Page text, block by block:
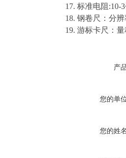
17. 标准电阻:10-
18. 钢卷尺：分辨
19. 游标卡尺：量
产
您的单
您的姓